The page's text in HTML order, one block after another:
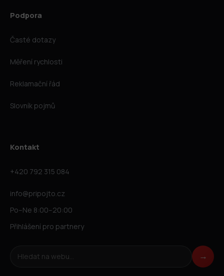
Podpora
Časté dotazy
Měření rychlosti
Reklamační řád
Slovník pojmů
Kontakt
+420 792 315 084
info@pripojto.cz
Po–Ne 8:00–20:00
Přihlášení pro partnery
Hledat na webu →